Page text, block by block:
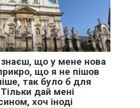
0
що у мене нова
що я не пішов
так було б для
дай мені
хоч іноді